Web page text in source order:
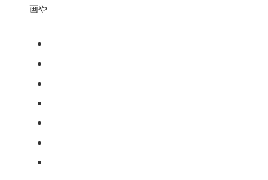
画や